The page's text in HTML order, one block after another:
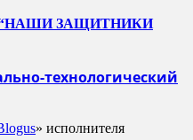
ЗАЩИТНИКИ
технологический
» исполнителя